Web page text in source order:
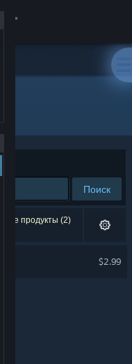
Поиск
продукты (2)
$2.99